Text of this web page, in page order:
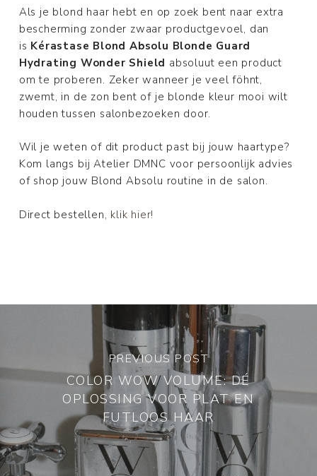
Als je blond haar hebt en op zoek bent naar extra
bescherming zonder zwaar productgevoel, dan
is Kérastase Blond Absolu Blonde Guard
Hydrating Wonder Shield absoluut een product
om te proberen. Zeker wanneer je veel föhnt,
zwemt, in de zon bent of je blonde kleur mooi wilt
houden tussen salonbezoeken door.
Wil je weten of dit product past bij jouw haartype?
Kom langs bij Atelier DMNC voor persoonlijk advies
of shop jouw Blond Absolu routine in de salon.
Direct bestellen, klik hier!
PREVIOUS POST
COLOR WOW VOLUME: DÉ
OPLOSSING VOOR PLAT EN
FUTLOOS HAAR